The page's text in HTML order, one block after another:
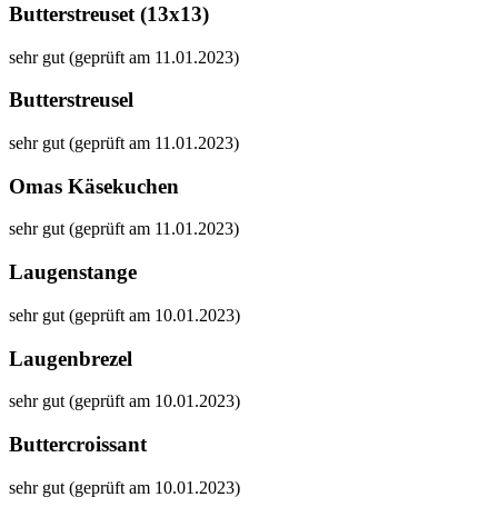
Butterstreuset (13x13)
sehr gut (geprüft am 11.01.2023)
Butterstreusel
sehr gut (geprüft am 11.01.2023)
Omas Käsekuchen
sehr gut (geprüft am 11.01.2023)
Laugenstange
sehr gut (geprüft am 10.01.2023)
Laugenbrezel
sehr gut (geprüft am 10.01.2023)
Buttercroissant
sehr gut (geprüft am 10.01.2023)